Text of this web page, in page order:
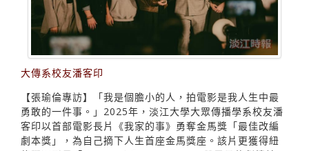
大傳系校友潘客印
【張瑜倫專訪】「我是個膽小的人，拍電影是我人生中最
勇敢的一件事。」2025年，淡江大學大眾傳播學系校友潘
客印以首部電影長片《我家的事》勇奪金馬獎「最佳改編
劇本獎」，為自己摘下人生首座金馬獎座。該片更獲得紐